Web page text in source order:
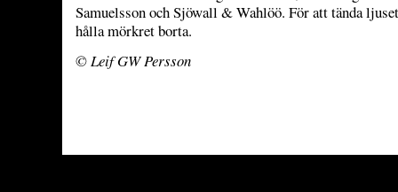
Samuelsson och Sjöwall & Wahlöö. För att tända
hålla mörkret borta.
© Leif GW Persson